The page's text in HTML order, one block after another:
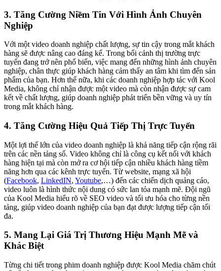
3. Tăng Cường Niềm Tin Với Hình Ảnh Chuyên
Nghiệp
Với một video doanh nghiệp chất lượng, sự tin cậy trong mắt khách
hàng sẽ được nâng cao đáng kể. Trong bối cảnh thị trường trực
tuyến đang trở nên phổ biến, việc mang đến những hình ảnh chuyên
nghiệp, chân thực giúp khách hàng cảm thấy an tâm khi tìm đến sản
phẩm của bạn. Hơn thế nữa, khi các doanh nghiệp hợp tác với Kool
Media, không chỉ nhận được một video mà còn nhận được sự cam
kết về chất lượng, giúp doanh nghiệp phát triển bền vững và uy tín
trong mắt khách hàng.
4. Tăng Cường Hiệu Quả Tiếp Thị Trực Tuyến
Một lợi thế lớn của video doanh nghiệp là khả năng tiếp cận rộng rãi
trên các nền tảng số. Video không chỉ là công cụ kết nối với khách
hàng hiện tại mà còn mở ra cơ hội tiếp cận nhiều khách hàng tiềm
năng hơn qua các kênh trực tuyến. Từ website, mạng xã hội
(Facebook, LinkedIN, Youtube,…) đến các chiến dịch quảng cáo,
video luôn là hình thức nội dung có sức lan tỏa mạnh mẽ. Đội ngũ
của Kool Media hiểu rõ về SEO video và tối ưu hóa cho từng nền
tảng, giúp video doanh nghiệp của bạn đạt được lượng tiếp cận tối
đa.
5. Mang Lại Giá Trị Thương Hiệu Mạnh Mẽ và
Khác Biệt
Từng chi tiết trong phim doanh nghiệp được Kool Media chăm chút